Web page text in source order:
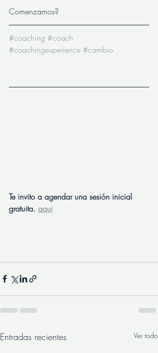
Comenzamos?
#coaching #coach
#coachingexperience #cambio
Te invito a agendar una sesión inicial
gratuita. aqui
Entradas recientes Ver todo